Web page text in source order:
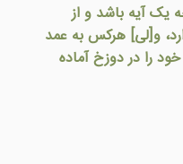
یک آیه باشد و از
و[لی] هرکس به عمد
را در دوزخ آماده